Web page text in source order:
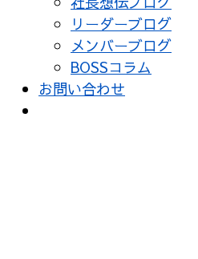
リーダーブログ
メンバーブログ
BOSSコラム
お問い合わせ